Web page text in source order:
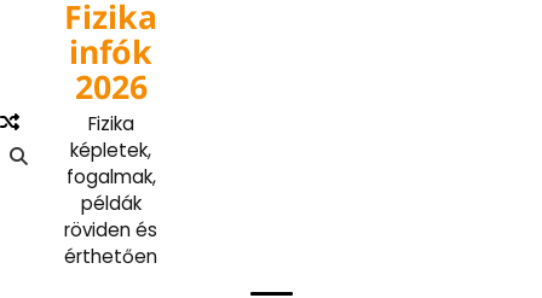
content
Fizika
infók
2026
Fizika
képletek,
fogalmak,
példák
röviden és
érthetően